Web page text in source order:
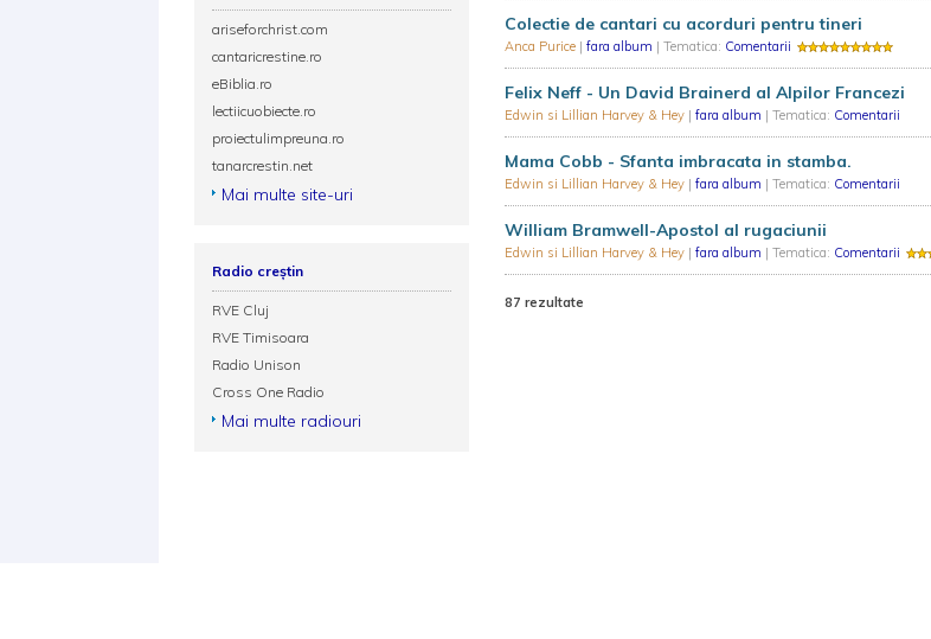
Colectie de cantari cu acorduri pentru tineri
Anca Purice | fara album | Tematica: Comentarii
Felix Neff - Un David Brainerd al Alpilor Francezi
Edwin si Lillian Harvey & Hey | fara album | Tematica: Comentarii
Mama Cobb - Sfanta imbracata in stamba.
Edwin si Lillian Harvey & Hey | fara album | Tematica: Comentarii
William Bramwell-Apostol al rugaciunii
Edwin si Lillian Harvey & Hey | fara album | Tematica: Comentarii
87 rezultate
ariseforchrist.com
cantaricrestine.ro
eBiblia.ro
lectiicuobiecte.ro
proiectulimpreuna.ro
tanarcrestin.net
Mai multe site-uri
Radio creștin
RVE Cluj
RVE Timisoara
Radio Unison
Cross One Radio
Mai multe radiouri